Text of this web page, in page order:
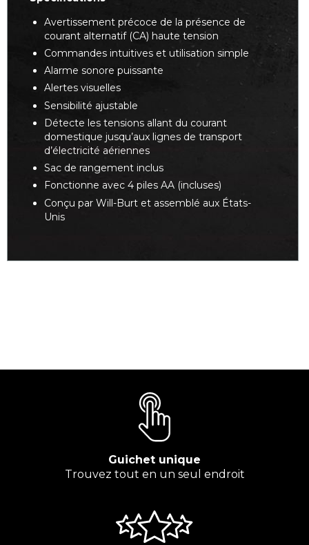
Avertissement précoce de la présence de
courant alternatif (CA) haute tension
Commandes intuitives et utilisation simple
Alarme sonore puissante
Alertes visuelles
Sensibilité ajustable
Détecte les tensions allant du courant
domestique jusqu’aux lignes de transport
d’électricité aériennes
Sac de rangement inclus
Fonctionne avec 4 piles AA (incluses)
Conçu par Will-Burt et assemblé aux États-
Unis
Guichet unique
Trouvez tout en un seul endroit